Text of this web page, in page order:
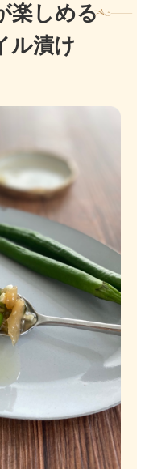
楽しめる
ル漬け